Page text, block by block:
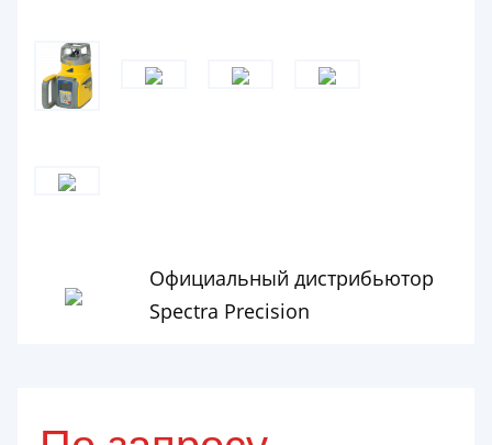
Официальный дистрибьютор
Spectra Precision